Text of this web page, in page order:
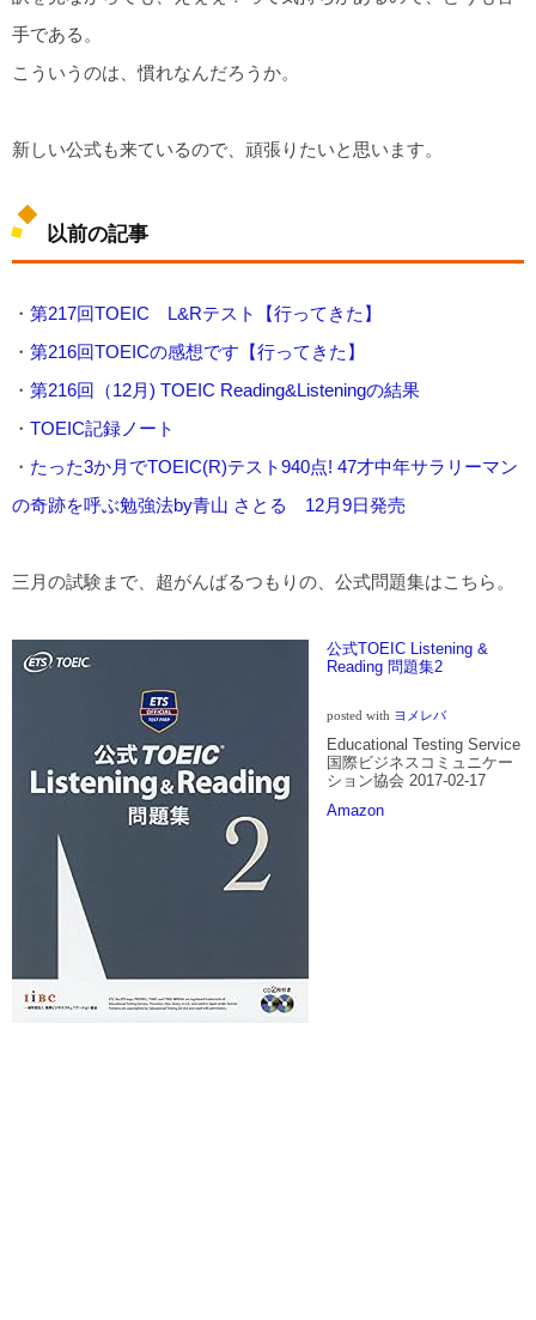
手である。
こういうのは、慣れなんだろうか。
新しい公式も来ているので、頑張りたいと思います。
以前の記事
・ 第217回TOEIC L&Rテスト【行ってきた】
・ 第216回TOEICの感想です【行ってきた】
・ 第216回（12月) TOEIC Reading&Listeningの結果
・ TOEIC記録ノート
・ たった3か月でTOEIC(R)テスト940点! 47才中年サラリーマン
の奇跡を呼ぶ勉強法by青山 さとる 12月9日発売
三月の試験まで、超がんばるつもりの、公式問題集はこちら。
公式TOEIC Listening &
Reading 問題集2
posted with ヨメレバ
Educational Testing Service
国際ビジネスコミュニケー
ション協会 2017-02-17
Amazon